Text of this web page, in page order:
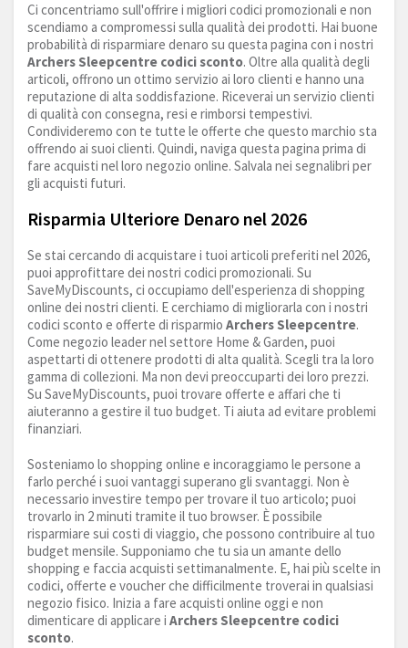
Ci concentriamo sull'offrire i migliori codici promozionali e non
scendiamo a compromessi sulla qualità dei prodotti. Hai buone
probabilità di risparmiare denaro su questa pagina con i nostri
Archers Sleepcentre codici sconto. Oltre alla qualità degli
articoli, offrono un ottimo servizio ai loro clienti e hanno una
reputazione di alta soddisfazione. Riceverai un servizio clienti
di qualità con consegna, resi e rimborsi tempestivi.
Condivideremo con te tutte le offerte che questo marchio sta
offrendo ai suoi clienti. Quindi, naviga questa pagina prima di
fare acquisti nel loro negozio online. Salvala nei segnalibri per
gli acquisti futuri.
Risparmia Ulteriore Denaro nel 2026
Se stai cercando di acquistare i tuoi articoli preferiti nel 2026,
puoi approfittare dei nostri codici promozionali. Su
SaveMyDiscounts, ci occupiamo dell'esperienza di shopping
online dei nostri clienti. E cerchiamo di migliorarla con i nostri
codici sconto e offerte di risparmio Archers Sleepcentre.
Come negozio leader nel settore Home & Garden, puoi
aspettarti di ottenere prodotti di alta qualità. Scegli tra la loro
gamma di collezioni. Ma non devi preoccuparti dei loro prezzi.
Su SaveMyDiscounts, puoi trovare offerte e affari che ti
aiuteranno a gestire il tuo budget. Ti aiuta ad evitare problemi
finanziari.
Sosteniamo lo shopping online e incoraggiamo le persone a
farlo perché i suoi vantaggi superano gli svantaggi. Non è
necessario investire tempo per trovare il tuo articolo; puoi
trovarlo in 2 minuti tramite il tuo browser. È possibile
risparmiare sui costi di viaggio, che possono contribuire al tuo
budget mensile. Supponiamo che tu sia un amante dello
shopping e faccia acquisti settimanalmente. E, hai più scelte in
codici, offerte e voucher che difficilmente troverai in qualsiasi
negozio fisico. Inizia a fare acquisti online oggi e non
dimenticare di applicare i Archers Sleepcentre codici
sconto.